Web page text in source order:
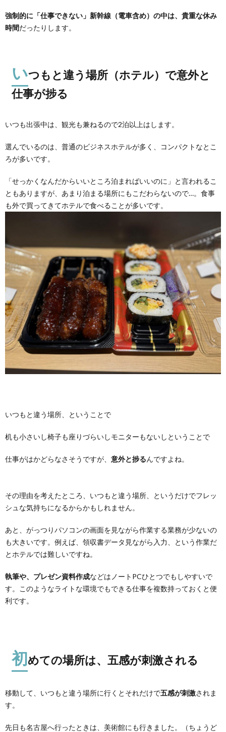
強制的に「仕事できない」新幹線（電車含め）の中は、貴重な休み
時間だったりします。
いつもと違う場所（ホテル）で意外と
仕事が捗る
いつも出張中は、観光も兼ねるので2泊以上はします。
選んでいるのは、普通のビジネスホテルが多く、コンパクトなとこ
ろが多いです。
「せっかくなんだからいいところ泊まればいいのに」と言われるこ
ともありますが、あまり泊まる場所にもこだわらないので…。食事
も外で買ってきてホテルで食べることが多いです。
いつもと違う場所、ということで
机も小さいし椅子も座りづらいしモニターもないしということで
仕事がはかどらなさそうですが、 意外と捗るんですよね。
その理由を考えたところ、いつもと違う場所、というだけでフレッ
シュな気持ちになるからかもしれません。
あと、がっつりパソコンの画面を見ながら作業する業務が少ないの
も大きいです。例えば、領収書データ見ながら入力、という作業だ
とホテルでは難しいですね。
執筆や、プレゼン資料作成などはノートPCひとつでもしやすいで
す。このようなライトな環境でもできる仕事を複数持っておくと便
利です。
初めての場所は、五感が刺激される
移動して、いつもと違う場所に行くとそれだけで五感が刺激されま
す。
先日も名古屋へ行ったときは、美術館にも行きました。（ちょうど